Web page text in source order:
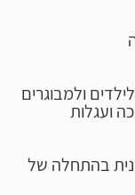
ולמבוגרים
ועגלות
בינונית בהתחלה של